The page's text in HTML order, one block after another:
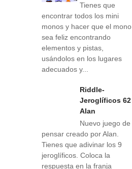
Tienes que
encontrar todos los mini
monos y hacer que el mono
sea feliz encontrando
elementos y pistas,
usándolos en los lugares
adecuados y...
Riddle-
Jeroglíficos 62
Alan
Nuevo juego de
pensar creado por Alan.
Tienes que adivinar los 9
jeroglíficos. Coloca la
respuesta en la franja